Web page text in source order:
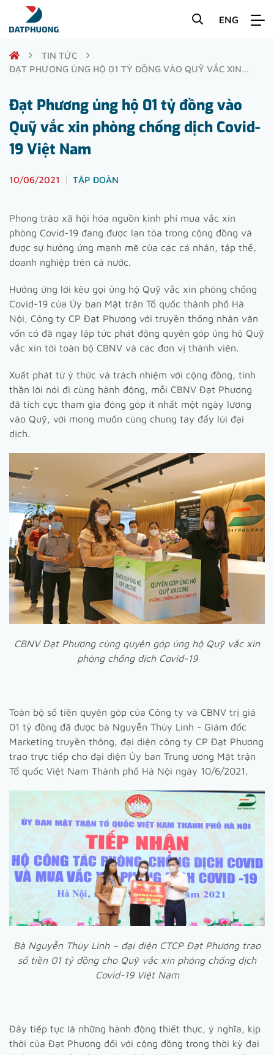
ENG
TIN TỨC
ĐẠT PHƯƠNG ỦNG HỘ 01 TỶ ĐỒNG VÀO QUỸ VẮC XIN
Đạt Phương ủng hộ 01 tỷ đồng vào
Quỹ vắc xin phòng chống dịch Covid-
19 Việt Nam
10/06/2021 TẬP ĐOÀN
Phong trào xã hội hóa nguồn kinh phí mua vắc xin
phòng Covid-19 đang được lan tỏa trong cộng đồng và
được sự hưởng ứng mạnh mẽ của các cá nhân, tập thể,
doanh nghiệp trên cả nước.
Hưởng ứng lời kêu gọi ủng hộ Quỹ vắc xin phòng chống
Covid-19 của Ủy ban Mặt trận Tổ quốc thành phố Hà
Nội, Công ty CP Đạt Phương với truyền thống nhân văn
vốn có đã ngay lập tức phát động quyên góp ủng hộ Quỹ
vắc xin tới toàn bộ CBNV và các đơn vị thành viên.
Xuất phát từ ý thức và trách nhiệm với cộng đồng, tinh
thần lời nói đi cùng hành động, mỗi CBNV Đạt Phương
đã tích cực tham gia đóng góp ít nhất một ngày lương
vào Quỹ, với mong muốn cùng chung tay đẩy lùi đại
dịch.
CBNV Đạt Phương cùng quyên góp ủng hộ Quỹ vắc xin
phòng chống dịch Covid-19
Toàn bộ số tiền quyên góp của Công ty và CBNV trị giá
01 tỷ đồng đã được bà Nguyễn Thùy Linh - Giám đốc
Marketing truyền thông, đại diện công ty CP Đạt Phương
trao trực tiếp cho đại diện Ủy ban Trung ương Mặt trận
Tổ quốc Việt Nam Thành phố Hà Nội ngày 10/6/2021.
Bà Nguyễn Thùy Linh – đại diện CTCP Đạt Phương trao
số tiền 01 tỷ đồng cho Quỹ vắc xin phòng chống dịch
Covid-19 Việt Nam
Đây tiếp tục là những hành động thiết thực, ý nghĩa, kịp
thời của Đạt Phương đối với cộng đồng trong thời kỳ đại